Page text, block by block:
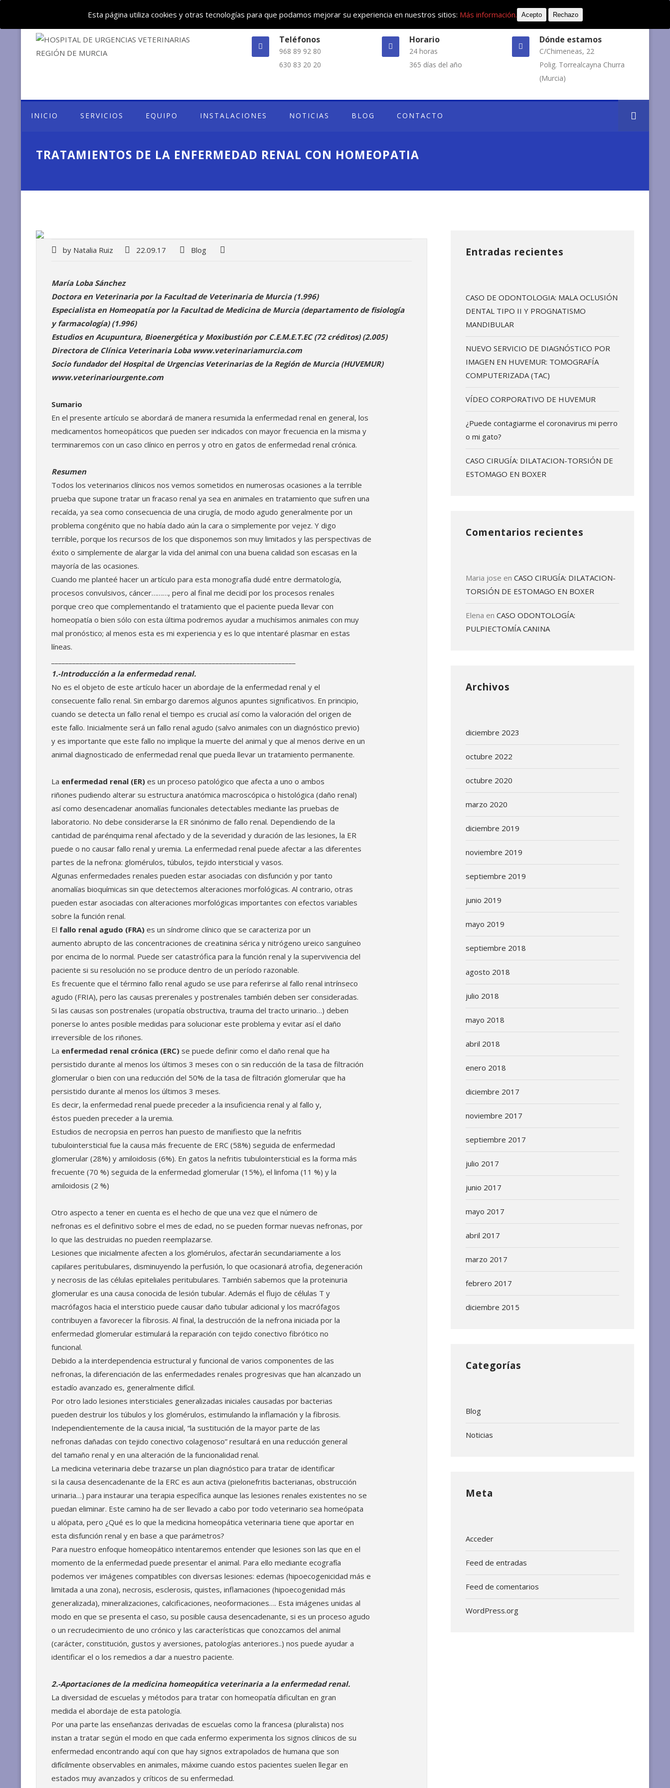
Deje su mensaje: huvemur@veterinariourgente.com
Teléfonos
968 89 92 80
630 83 20 20
Horario
24 horas
365 días del año
Dónde estamos
C/Chimeneas, 22
Polig. Torrealcayna Churra
(Murcia)
INICIO SERVICIOS EQUIPO INSTALACIONES NOTICIAS BLOG CONTACTO
TRATAMIENTOS DE LA ENFERMEDAD RENAL CON HOMEOPATIA
by Natalia Ruiz 22.09.17 Blog
María Loba Sánchez
Doctora en Veterinaria por la Facultad de Veterinaria de Murcia (1.996)
Especialista en Homeopatía por la Facultad de Medicina de Murcia (departamento de fisiología
y farmacología) (1.996)
Estudios en Acupuntura, Bioenergética y Moxibustión por C.E.M.E.T.EC (72 créditos) (2.005)
Directora de Clínica Veterinaria Loba www.veterinariamurcia.com
Socio fundador del Hospital de Urgencias Veterinarias de la Región de Murcia (HUVEMUR)
www.veterinariourgente.com
Sumario
En el presente artículo se abordará de manera resumida la enfermedad renal en general, los
medicamentos homeopáticos que pueden ser indicados con mayor frecuencia en la misma y
terminaremos con un caso clínico en perros y otro en gatos de enfermedad renal crónica.
Resumen
Todos los veterinarios clínicos nos vemos sometidos en numerosas ocasiones a la terrible
prueba que supone tratar un fracaso renal ya sea en animales en tratamiento que sufren una
recaída, ya sea como consecuencia de una cirugía, de modo agudo generalmente por un
problema congénito que no había dado aún la cara o simplemente por vejez. Y digo
terrible, porque los recursos de los que disponemos son muy limitados y las perspectivas de
éxito o simplemente de alargar la vida del animal con una buena calidad son escasas en la
mayoría de las ocasiones.
Cuando me planteé hacer un artículo para esta monografía dudé entre dermatología,
procesos convulsivos, cáncer………, pero al final me decidí por los procesos renales
porque creo que complementando el tratamiento que el paciente pueda llevar con
homeopatía o bien sólo con esta última podremos ayudar a muchísimos animales con muy
mal pronóstico; al menos esta es mi experiencia y es lo que intentaré plasmar en estas
líneas.
1.-Introducción a la enfermedad renal.
No es el objeto de este artículo hacer un abordaje de la enfermedad renal y el
consecuente fallo renal. Sin embargo daremos algunos apuntes significativos. En principio,
cuando se detecta un fallo renal el tiempo es crucial así como la valoración del origen de
este fallo. Inicialmente será un fallo renal agudo (salvo animales con un diagnóstico previo)
y es importante que este fallo no implique la muerte del animal y que al menos derive en un
animal diagnosticado de enfermedad renal que pueda llevar un tratamiento permanente.
La enfermedad renal (ER) es un proceso patológico que afecta a uno o ambos
riñones pudiendo alterar su estructura anatómica macroscópica o histológica (daño renal)
así como desencadenar anomalías funcionales detectables mediante las pruebas de
laboratorio. No debe considerarse la ER sinónimo de fallo renal. Dependiendo de la
cantidad de parénquima renal afectado y de la severidad y duración de las lesiones, la ER
puede o no causar fallo renal y uremia. La enfermedad renal puede afectar a las diferentes
partes de la nefrona: glomérulos, túbulos, tejido intersticial y vasos.
Algunas enfermedades renales pueden estar asociadas con disfunción y por tanto
anomalías bioquímicas sin que detectemos alteraciones morfológicas. Al contrario, otras
pueden estar asociadas con alteraciones morfológicas importantes con efectos variables
sobre la función renal.
El fallo renal agudo (FRA) es un síndrome clínico que se caracteriza por un
aumento abrupto de las concentraciones de creatinina sérica y nitrógeno ureico sanguíneo
por encima de lo normal. Puede ser catastrófica para la función renal y la supervivencia del
paciente si su resolución no se produce dentro de un período razonable.
Es frecuente que el término fallo renal agudo se use para referirse al fallo renal intrínseco
agudo (FRIA), pero las causas prerenales y postrenales también deben ser consideradas.
Si las causas son postrenales (uropatía obstructiva, trauma del tracto urinario…) deben
ponerse lo antes posible medidas para solucionar este problema y evitar así el daño
irreversible de los riñones.
La enfermedad renal crónica (ERC) se puede definir como el daño renal que ha
persistido durante al menos los últimos 3 meses con o sin reducción de la tasa de filtración
glomerular o bien con una reducción del 50% de la tasa de filtración glomerular que ha
persistido durante al menos los últimos 3 meses.
Es decir, la enfermedad renal puede preceder a la insuficiencia renal y al fallo y,
éstos pueden preceder a la uremia.
Estudios de necropsia en perros han puesto de manifiesto que la nefritis
tubulointersticial fue la causa más frecuente de ERC (58%) seguida de enfermedad
glomerular (28%) y amiloidosis (6%). En gatos la nefritis tubulointersticial es la forma más
frecuente (70 %) seguida de la enfermedad glomerular (15%), el linfoma (11 %) y la
amiloidosis (2 %)
Otro aspecto a tener en cuenta es el hecho de que una vez que el número de
nefronas es el definitivo sobre el mes de edad, no se pueden formar nuevas nefronas, por
lo que las destruidas no pueden reemplazarse.
Lesiones que inicialmente afecten a los glomérulos, afectarán secundariamente a los
capilares peritubulares, disminuyendo la perfusión, lo que ocasionará atrofia, degeneración
y necrosis de las células epiteliales peritubulares. También sabemos que la proteinuria
glomerular es una causa conocida de lesión tubular. Además el flujo de células T y
macrófagos hacia el intersticio puede causar daño tubular adicional y los macrófagos
contribuyen a favorecer la fibrosis. Al final, la destrucción de la nefrona iniciada por la
enfermedad glomerular estimulará la reparación con tejido conectivo fibrótico no
funcional.
Debido a la interdependencia estructural y funcional de varios componentes de las
nefronas, la diferenciación de las enfermedades renales progresivas que han alcanzado un
estadío avanzado es, generalmente difícil.
Por otro lado lesiones intersticiales generalizadas iniciales causadas por bacterias
pueden destruir los túbulos y los glomérulos, estimulando la inflamación y la fibrosis.
Independientemente de la causa inicial, “la sustitución de la mayor parte de las
nefronas dañadas con tejido conectivo colagenoso” resultará en una reducción general
del tamaño renal y en una alteración de la funcionalidad renal.
La medicina veterinaria debe trazarse un plan diagnóstico para tratar de identificar
si la causa desencadenante de la ERC es aun activa (pielonefritis bacterianas, obstrucción
urinaria…) para instaurar una terapia específica aunque las lesiones renales existentes no se
puedan eliminar. Este camino ha de ser llevado a cabo por todo veterinario sea homeópata
u alópata, pero ¿Qué es lo que la medicina homeopática veterinaria tiene que aportar en
esta disfunción renal y en base a que parámetros?
Para nuestro enfoque homeopático intentaremos entender que lesiones son las que en el
momento de la enfermedad puede presentar el animal. Para ello mediante ecografía
podemos ver imágenes compatibles con diversas lesiones: edemas (hipoecogenicidad más e
limitada a una zona), necrosis, esclerosis, quistes, inflamaciones (hipoecogenidad más
generalizada), mineralizaciones, calcificaciones, neoformaciones…. Esta imágenes unidas al
modo en que se presenta el caso, su posible causa desencadenante, si es un proceso agudo
o un recrudecimiento de uno crónico y las características que conozcamos del animal
(carácter, constitución, gustos y aversiones, patologías anteriores..) nos puede ayudar a
identificar el o los remedios a dar a nuestro paciente.
2.-Aportaciones de la medicina homeopática veterinaria a la enfermedad renal.
La diversidad de escuelas y métodos para tratar con homeopatía dificultan en gran
medida el abordaje de esta patología.
Por una parte las enseñanzas derivadas de escuelas como la francesa (pluralista) nos
instan a tratar según el modo en que cada enfermo experimenta los signos clínicos de su
enfermedad encontrando aquí con que hay signos extrapolados de humana que son
difícilmente observables en animales, máxime cuando estos pacientes suelen llegar en
estados muy avanzados y críticos de su enfermedad.
Entradas recientes
CASO DE ODONTOLOGIA: MALA OCLUSIÓN
DENTAL TIPO II Y PROGNATISMO
MANDIBULAR
NUEVO SERVICIO DE DIAGNÓSTICO POR
IMAGEN EN HUVEMUR: TOMOGRAFÍA
COMPUTERIZADA (TAC)
VÍDEO CORPORATIVO DE HUVEMUR
¿Puede contagiarme el coronavirus mi perro
o mi gato?
CASO CIRUGÍA: DILATACION-TORSIÓN DE
ESTOMAGO EN BOXER
Comentarios recientes
Maria jose en CASO CIRUGÍA: DILATACION-
TORSIÓN DE ESTOMAGO EN BOXER
Elena en CASO ODONTOLOGÍA:
PULPIECTOMÍA CANINA
Archivos
diciembre 2023
octubre 2022
octubre 2020
marzo 2020
diciembre 2019
noviembre 2019
septiembre 2019
junio 2019
mayo 2019
septiembre 2018
agosto 2018
julio 2018
mayo 2018
abril 2018
enero 2018
diciembre 2017
noviembre 2017
septiembre 2017
julio 2017
junio 2017
mayo 2017
abril 2017
marzo 2017
febrero 2017
diciembre 2015
Categorías
Blog
Noticias
Meta
Acceder
Feed de entradas
Feed de comentarios
WordPress.org
Esta página utiliza cookies y otras tecnologías para que podamos mejorar su experiencia en nuestros sitios: Más información. Acepto Rechazo